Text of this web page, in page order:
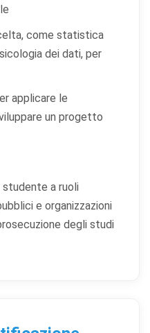
come statistica
dei dati, per
applicare le
un progetto
studente a ruoli
e organizzazioni
degli studi
(es. lingua, layout).
anonima o aggregata.
tutti